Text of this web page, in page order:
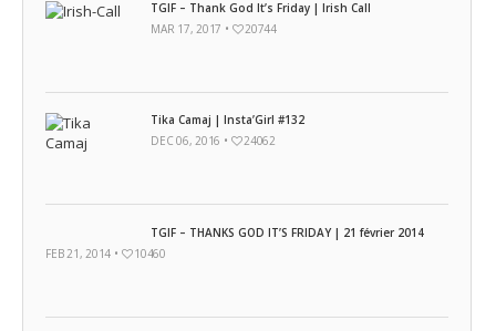
TGIF – Thank God It’s Friday | Irish Call
MAR 17, 2017 •
20744
Tika Camaj | Insta’Girl #132
DEC 06, 2016 •
24062
TGIF – THANKS GOD IT’S FRIDAY | 21 février 2014
FEB 21, 2014 •
10460